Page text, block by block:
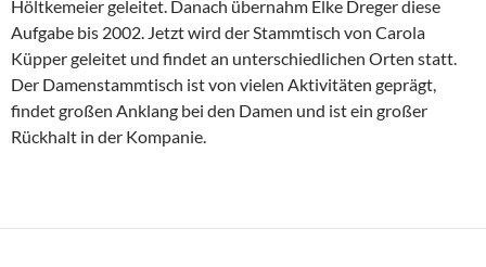
Höltkemeier geleitet. Danach übernahm Elke Dreger diese
Aufgabe bis 2002. Jetzt wird der Stammtisch von Carola
Küpper geleitet und findet an unterschiedlichen Orten statt.
Der Damenstammtisch ist von vielen Aktivitäten geprägt,
findet großen Anklang bei den Damen und ist ein großer
Rückhalt in der Kompanie.